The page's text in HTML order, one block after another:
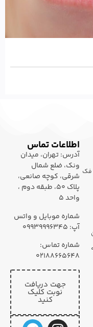
اطلاعات تماس
آدرس: تهران، میدان
ونک، ضلع شمال
شرقی، کوچه صانعی،
پلاک 50، طبقه دوم ،
واحد 5
شماره موبایل و واتس
آپ: ۰۹۹۳۹۹۹۶۳۴۵
شماره تماس:
02188665648
جهت دریافت
نوبت کلیک
کنید